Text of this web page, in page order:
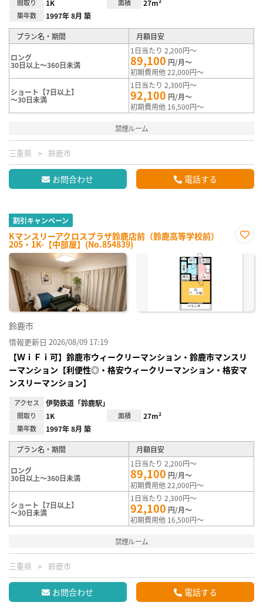
間取り 1K 面積 27m²
築年数 1997年 8月 築
プラン名・期間 月額目安
ロング
30日以上～360日未満
1日当たり 2,200円～
89,100 円/月～
初期費用他 22,000円～
ショート【7日以上】
～30日未満
1日当たり 2,300円～
92,100 円/月～
初期費用他 16,500円～
禁煙ルーム
三重県 鈴鹿市
お問合わせ 電話する
割引キャンペーン
Kマンスリーアクロスプラザ鈴鹿店前（鈴鹿高等学校前）
205・1K-【中部屋】(No.854839)
に入
鈴鹿市
情報更新日 2026/08/09 17:19
【ＷｉＦｉ可】鈴鹿市ウィークリーマンション・鈴鹿市マンスリ
ーマンション【利便性◎・格安ウィークリーマンション・格安マ
ンスリーマンション】
アクセス 伊勢鉄道「鈴鹿駅」
間取り 1K 面積 27m²
築年数 1997年 8月 築
プラン名・期間 月額目安
ロング
30日以上～360日未満
1日当たり 2,200円～
89,100 円/月～
初期費用他 22,000円～
ショート【7日以上】
～30日未満
1日当たり 2,300円～
92,100 円/月～
初期費用他 16,500円～
禁煙ルーム
三重県 鈴鹿市
お問合わせ 電話する